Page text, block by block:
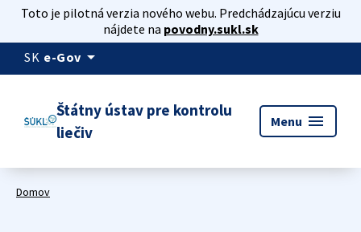
Toto je pilotná verzia nového webu. Predchádzajúcu verziu
nájdete na povodny.sukl.sk
SK e-Gov arrow_drop_down
Štátny ústav pre kontrolu
liečiv
Menu menu
Domov